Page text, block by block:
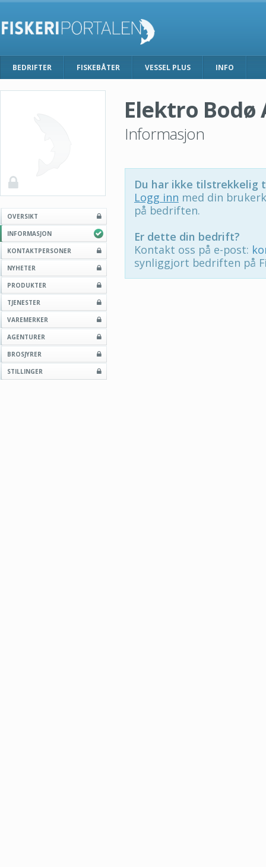
BEDRIFTER FISKEBÅTER VESSEL PLUS INFO
OVERSIKT
INFORMASJON
KONTAKTPERSONER
NYHETER
PRODUKTER
TJENESTER
VAREMERKER
AGENTURER
BROSJYRER
STILLINGER
Elektro Bodø
Informasjon
Du har ikke tilstrekkelig
Logg inn med din
på bedriften.
Er dette din bedrift?
Kontakt oss på e-post:
synliggjort bedriften på